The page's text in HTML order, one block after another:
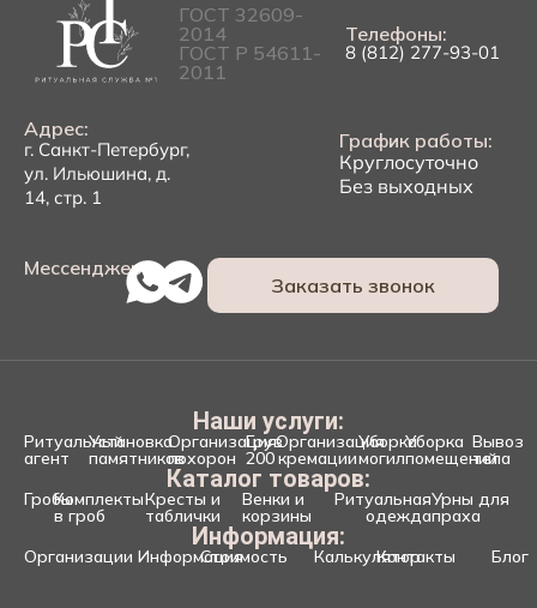
ГОСТ 32609-
2014
ГОСТ Р 54611-
2011
Телефоны:
8 (812) 277-93-01
Адрес:
г. Санкт-Петербург,
ул. Ильюшина, д.
14, стр. 1
График работы:
Круглосуточно
Без выходных
Мессенджеры:
Заказать звонок
Наши услуги:
Ритуальный
агент
Установка
памятников
Организация
похорон
Груз
200
Организация
кремации
Уборка
могил
Уборка
помещений
Вывоз
тела
Каталог товаров:
ГробыКомплекты
в гроб
Кресты и
таблички
Венки и
корзины
Ритуальная
одежда
Урны для
праха
Информация:
Организации ИнформацияСтоимость Калькулятор
Контакты Блог